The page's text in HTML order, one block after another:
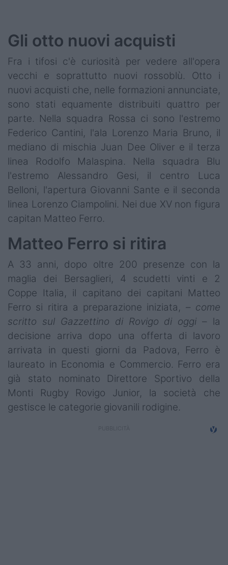
Gli otto nuovi acquisti
Fra i tifosi c'è curiosità per vedere all'opera
vecchi e soprattutto nuovi rossoblù. Otto i
nuovi acquisti che, nelle formazioni annunciate,
sono stati equamente distribuiti quattro per
parte. Nella squadra Rossa ci sono l'estremo
Federico Cantini, l'ala Lorenzo Maria Bruno, il
mediano di mischia Juan Dee Oliver e il terza
linea Rodolfo Malaspina. Nella squadra Blu
l'estremo Alessandro Gesi, il centro Luca
Belloni, l'apertura Giovanni Sante e il seconda
linea Lorenzo Ciampolini. Nei due XV non figura
capitan Matteo Ferro.
Matteo Ferro si ritira
A 33 anni, dopo oltre 200 presenze con la
maglia dei Bersaglieri, 4 scudetti vinti e 2
Coppe Italia, il capitano dei capitani Matteo
Ferro si ritira a preparazione iniziata, – come
scritto sul Gazzettino di Rovigo di oggi– la
decisione arriva dopo una offerta di lavoro
arrivata in questi giorni da Padova, Ferro è
laureato in Economia e Commercio. Ferro era
già stato nominato Direttore Sportivo della
Monti Rugby Rovigo Junior, la società che
gestisce le categorie giovanili rodigine.